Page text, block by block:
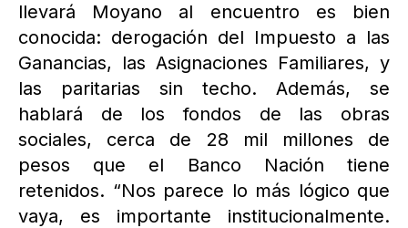
llevará Moyano al encuentro es bien
conocida: derogación del Impuesto a las
Ganancias, las Asignaciones Familiares, y
las paritarias sin techo. Además, se
hablará de los fondos de las obras
sociales, cerca de 28 mil millones de
pesos que el Banco Nación tiene
retenidos. “Nos parece lo más lógico que
vaya, es importante institucionalmente.